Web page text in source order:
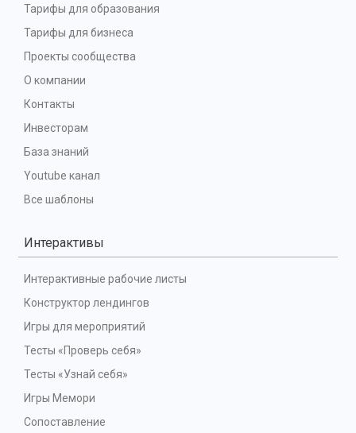
Тарифы для образования
Тарифы для бизнеса
Проекты сообщества
О компании
Контакты
Инвесторам
База знаний
Youtube канал
Все шаблоны
Интерактивы
Интерактивные рабочие листы
Конструктор лендингов
Игры для мероприятий
Тесты «Проверь себя»
Тесты «Узнай себя»
Игры Мемори
Сопоставление